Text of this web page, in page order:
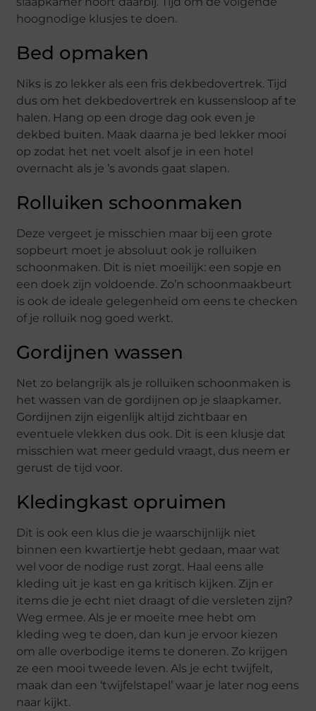
hoognodige klusjes te doen.
Bed opmaken
Niks is zo lekker als een fris dekbedovertrek. Tijd
dus om het dekbedovertrek en kussensloop af te
halen. Hang op een droge dag ook even je
dekbed buiten. Maak daarna je bed lekker mooi
op zodat het net voelt alsof je in een hotel
overnacht als je ’s avonds gaat slapen.
Rolluiken schoonmaken
Deze vergeet je misschien maar bij een grote
sopbeurt moet je absoluut ook je rolluiken
schoonmaken. Dit is niet moeilijk: een sopje en
een doek zijn voldoende. Zo’n schoonmaakbeurt
is ook de ideale gelegenheid om eens te checken
of je rolluik nog goed werkt.
Gordijnen wassen
Net zo belangrijk als je rolluiken schoonmaken is
het wassen van de gordijnen op je slaapkamer.
Gordijnen zijn eigenlijk altijd zichtbaar en
eventuele vlekken dus ook. Dit is een klusje dat
misschien wat meer geduld vraagt, dus neem er
gerust de tijd voor.
Kledingkast opruimen
Dit is ook een klus die je waarschijnlijk niet
binnen een kwartiertje hebt gedaan, maar wat
wel voor de nodige rust zorgt. Haal eens alle
kleding uit je kast en ga kritisch kijken. Zijn er
items die je echt niet draagt of die versleten zijn?
Weg ermee. Als je er moeite mee hebt om
kleding weg te doen, dan kun je ervoor kiezen
om alle overbodige items te doneren. Zo krijgen
ze een mooi tweede leven. Als je echt twijfelt,
maak dan een ‘twijfelstapel’ waar je later nog eens
naar kijkt.